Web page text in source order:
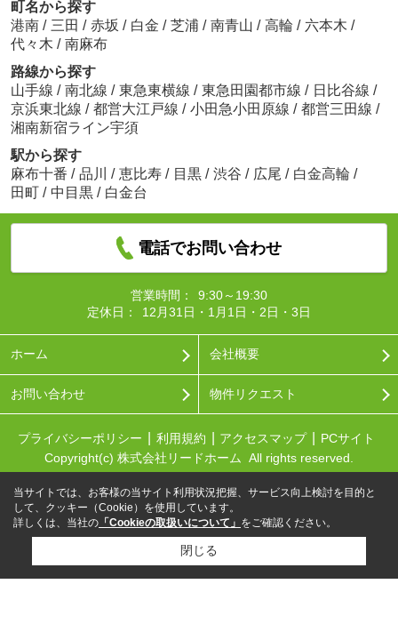
町名から探す
港南 / 三田 / 赤坂 / 白金 / 芝浦 / 南青山 / 高輪 / 六本木 /
代々木 / 南麻布
路線から探す
山手線 / 南北線 / 東急東横線 / 東急田園都市線 / 日比谷線 /
京浜東北線 / 都営大江戸線 / 小田急小田原線 / 都営三田線 /
湘南新宿ライン宇須
駅から探す
麻布十番 / 品川 / 恵比寿 / 目黒 / 渋谷 / 広尾 / 白金高輪 /
田町 / 中目黒 / 白金台
電話でお問い合わせ
営業時間：
9:30～19:30
定休日：
12月31日・1月1日・2日・3日
ホーム 会社概要
お問い合わせ 物件リクエスト
プライバシーポリシー 利用規約 アクセスマップ
PCサイト
Copyright(c) 株式会社リードホーム All rights reserved.
当サイトでは、お客様の当サイト利用状況把握、サービス向上検討を目的と
して、クッキー（Cookie）を使用しています。
詳しくは、当社の 「Cookieの取扱いについて」 をご確認ください。
閉じる